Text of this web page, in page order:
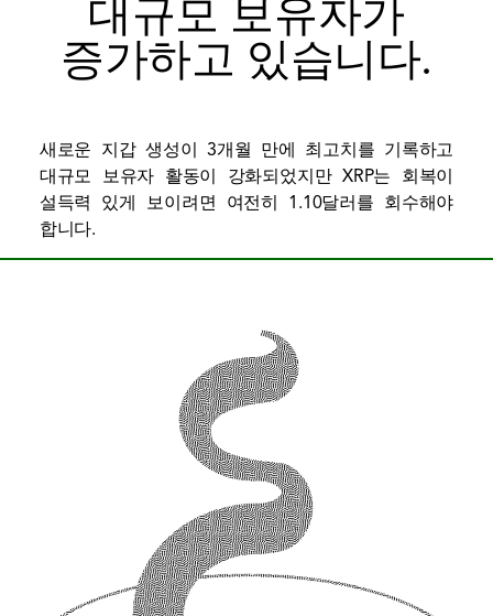
대규모 보유자가
증가하고 있습니다.
새로운 지갑 생성이 3개월 만에 최고치를 기록하고
대규모 보유자 활동이 강화되었지만 XRP는 회복이
설득력 있게 보이려면 여전히 1.10달러를 회수해야
합니다.